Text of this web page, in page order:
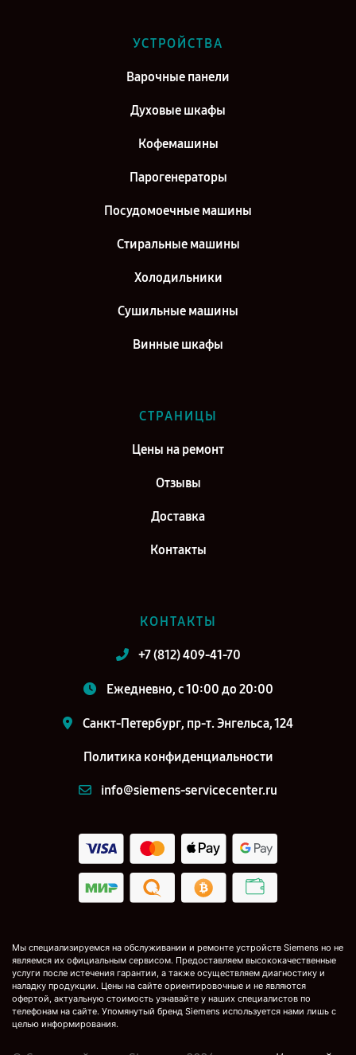
Сервис центр Siemens в г. Саратов
Сервис центр Siemens в г. Киров
УСТРОЙСТВА
Варочные панели
Духовые шкафы
Кофемашины
Парогенераторы
Посудомоечные машины
Стиральные машины
Холодильники
Сушильные машины
Винные шкафы
СТРАНИЦЫ
Цены на ремонт
Отзывы
Доставка
Контакты
КОНТАКТЫ
+7 (812) 409-41-70
Ежедневно, с 10:00 до 20:00
Санкт-Петербург, пр-т. Энгельса, 124
Политика конфиденциальности
info@siemens-servicecenter.ru
Мы специализируемся на обслуживании и ремонте устройств Siemens но не
являемся их официальным сервисом. Предоставляем высококачественные
услуги после истечения гарантии, а также осуществляем диагностику и
наладку продукции. Цены на сайте ориентировочные и не являются
офертой, актуальную стоимость узнавайте у наших специалистов по
телефонам на сайте. Упомянутый бренд Siemens используется нами лишь с
целью информирования.